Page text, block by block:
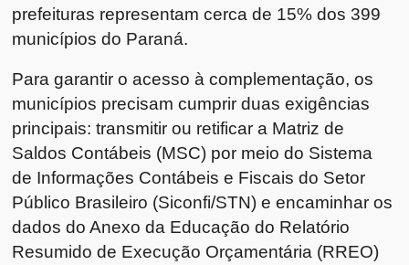
prefeituras representam cerca de 15% dos 399
municípios do Paraná.
Para garantir o acesso à complementação, os
municípios precisam cumprir duas exigências
principais: transmitir ou retificar a Matriz de
Saldos Contábeis (MSC) por meio do Sistema
de Informações Contábeis e Fiscais do Setor
Público Brasileiro (Siconfi/STN) e encaminhar os
dados do Anexo da Educação do Relatório
Resumido de Execução Orçamentária (RREO)